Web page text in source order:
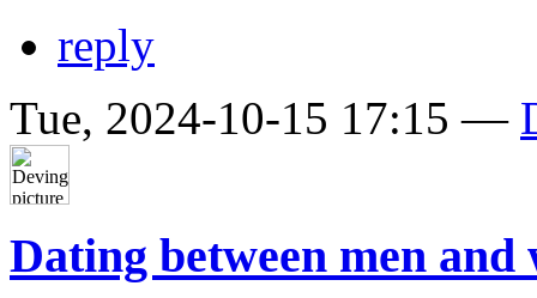
reply
Tue, 2024-10-15 17:15 —
Dating between men and